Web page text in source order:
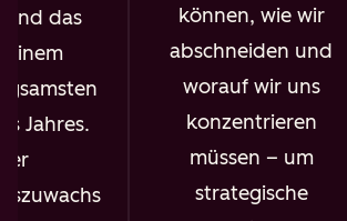
das
einem
Jahres.
können, wie wir
abschneiden und
worauf wir uns
konzentrieren
müssen – um
strategische